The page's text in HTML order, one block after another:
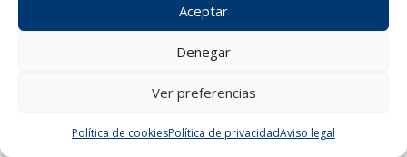
Aceptar
Denegar
Ver preferencias
Política de cookiesPolítica de privacidadAviso legal
¿Tienes alguna consulta?